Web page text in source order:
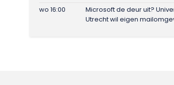
wo 16:00
Microsoft de deur uit?
Utrecht wil eigen